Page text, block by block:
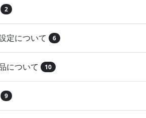
2
定について 6
について 10
9